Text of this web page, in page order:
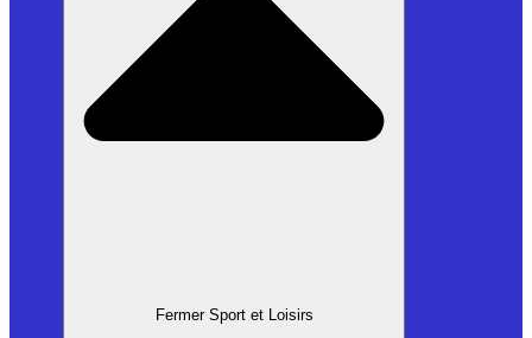
Fermer Sport et Loisirs